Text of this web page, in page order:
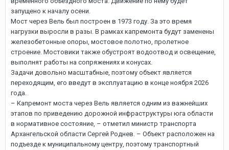
запущено к началу осени.
Мост через Вель был построен в 1973 году. За это время
нагрузки выросли в разы. В рамках капремонта будут заменены
железобетонные опоры, мостовое полотно, пролетное
строение. Мостовики также обустроят водоотвод и освещение,
выполнят работы на сопряжениях и конусах.
Задачи довольно масштабные, поэтому объект является
переходящим, его введут в эксплуатацию в конце ноября 2026
года.
– Капремонт моста через Вель является одним из важнейших
этапов по приведению дорожной инфраструктуры юга области
в нормативное состояние, – отметил министр транспорта
Архангельской области Сергей Роднев. – Объект расположен на
подъезде к муниципальному центру, поэтому транспортный